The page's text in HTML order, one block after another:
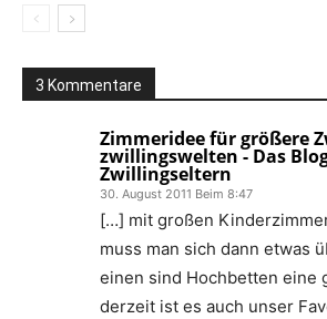
3 Kommentare
Zimmeridee für größere
zwillingswelten - Das
Zwillingseltern
30. August 2011 Beim 8:47
[…] mit großen
muss man sich dann etwas
einen sind Hochbetten eine
derzeit ist es auch unser